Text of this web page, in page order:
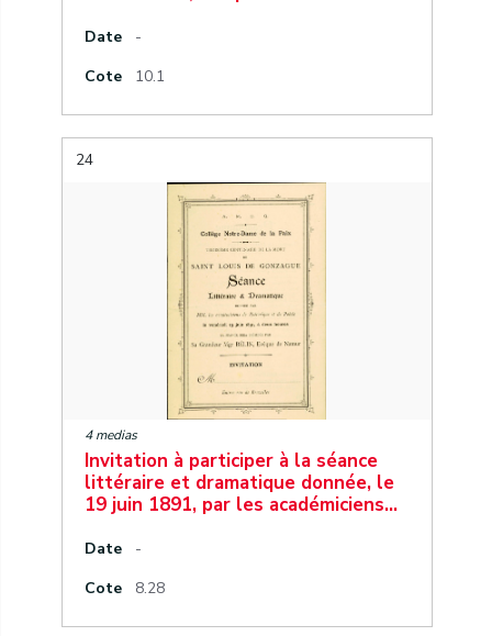
Date
-
Cote
10.1
24
4 medias
Invitation à participer à la séance
littéraire et dramatique donnée, le
19 juin 1891, par les académiciens…
Date
-
Cote
8.28